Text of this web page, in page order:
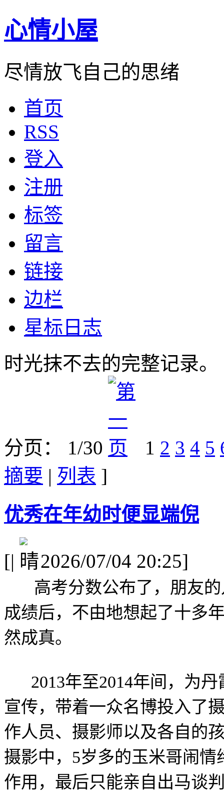
心情小屋
尽情放飞自己的思绪
首页
RSS
登入
注册
标签
留言
链接
边栏
星标日志
时光抹不去的完整记录。
分页： 1/30 1 2 3 4 5
摘要 | 列表 ]
优秀在年幼时便显端倪
[| 2026/07/04 20:25]
高考分数公布了，朋友
成绩后，不由地想起了十多
然成真。
2013年至2014年间，为丹
宣传，带着一众名博投入了
作人员、摄影师以及各自的
摄影中，5岁多的玉米哥闹
作用，最后只能亲自出马谈